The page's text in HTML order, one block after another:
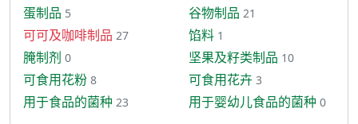
蛋制品 5 谷物制品 21
可可及咖啡制品 27 馅料 1
腌制剂 0 坚果及籽类制品 10
可食用花粉 8 可食用花卉 3
用于食品的菌种 23 用于婴幼儿食品的菌种 0